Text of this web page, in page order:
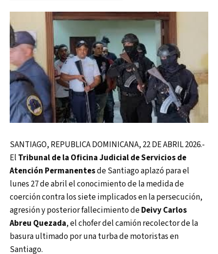
SANTIAGO, REPUBLICA DOMINICANA, 22 DE ABRIL 2026.-
El Tribunal de la Oficina Judicial de Servicios de
Atención Permanentesde Santiago aplazó para el
lunes 27 de abril el conocimiento de la medida de
coerción contra los siete implicados en la persecución,
agresión y posterior fallecimiento deDeivy Carlos
Abreu Quezada, el chofer del camión recolector de la
basura ultimado por una turba de motoristas en
Santiago.